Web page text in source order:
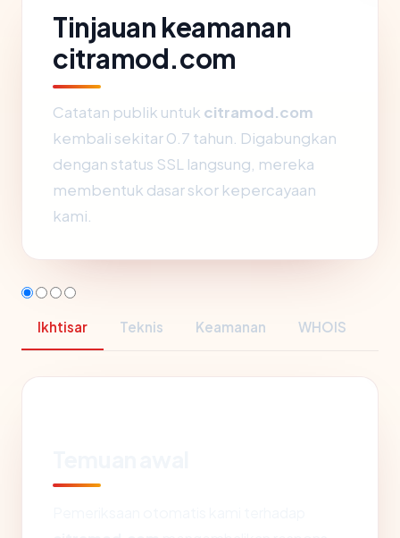
Tinjauan keamanan
citramod.com
Catatan publik untuk citramod.com
kembali sekitar 0.7 tahun. Digabungkan
dengan status SSL langsung, mereka
membentuk dasar skor kepercayaan
kami.
Ikhtisar Teknis Keamanan WHOIS